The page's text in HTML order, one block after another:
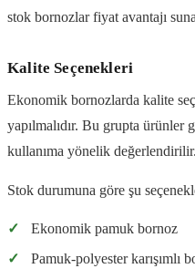
stok bornozlar fiyat avantajı
Kalite Seçenekleri
Ekonomik bornozlarda kalite
yapılmalıdır. Bu grupta
kullanıma yönelik değerlendirilir.
Stok durumuna göre şu
✓
Ekonomik pamuk bornoz
✓
Pamuk-polyester karışımlı